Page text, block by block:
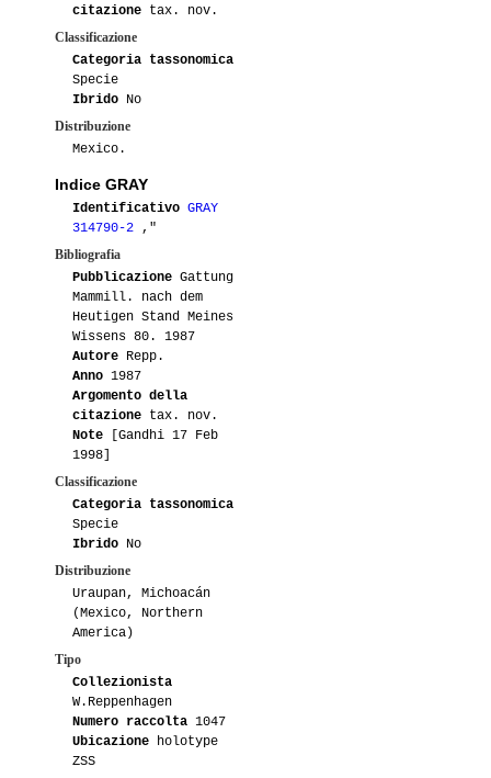
citazione tax. nov.
Classificazione
Categoria tassonomica
Specie
Ibrido No
Distribuzione
Mexico.
Indice GRAY
Identificativo GRAY
314790-2
,"
Bibliografia
Pubblicazione Gattung
Mammill. nach dem
Heutigen Stand Meines
Wissens 80. 1987
Autore Repp.
Anno 1987
Argomento della
citazione tax. nov.
Note [Gandhi 17 Feb
1998]
Classificazione
Categoria tassonomica
Specie
Ibrido No
Distribuzione
Uraupan, Michoacán
(Mexico, Northern
America)
Tipo
Collezionista
W.Reppenhagen
Numero raccolta 1047
Ubicazione holotype
ZSS